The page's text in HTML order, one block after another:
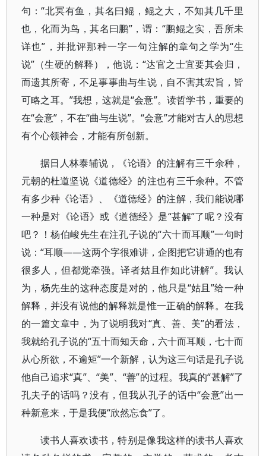
句：“北冥有鱼，其名曰鲲，鲲之大，不知其几千里
也，化而为鸟，其名曰鹏”，谓：“鹏鲲之实，吾所未
详也”，并批评那种一字一句注解的章句之学为“生
说”（生硬的解释），他说：“达官之士宜要其会归，
而遗其所寄，不足事事曲与生说，自不害其宏旨，皆
可略之耳。”我想，这就是“会意”。读哲学书，重要的
在“会意”，不在“曲与生说”。“会意”才能对古人的思想
有个心领神会，才能有所创新。
据日人林泰辅说，《论语》的注解有三千余种，
元朝的杜道坚说《道德经》的注也有三千余种。不管
有多少种《论语》、《道德经》的注解，我们能说哪
一种是对《论语》或《道德经》是“甚解”了呢？没有
吧？！杨伯峻先生在注孔子说的“六十而耳顺”一句时
说：“耳顺——这两个字很难讲，企图把它讲通的也有
很多人，但都觉牵强。译者姑且作如此讲解”。我认
为，杨先生的这种态度是对的，他只是“姑且”给一种
解释，并没有说他的解释就是惟一正确的解释。在我
的一篇文章中，为了说明我对“真、善、美”的看法，
我就给孔子说的“五十而知天命，六十而耳顺，七十而
从心所欲，不逾矩”一个新解，认为这三句话是孔子说
他自己追求“真”、“美”、“善”的过程。我真的“甚解”了
孔夫子的话吗？没有，但我从孔子的话中“会意”出一
种新意来，于是我便“欣然忘食”了。
读书人喜欢读书，特别是像我这样的读书人喜欢